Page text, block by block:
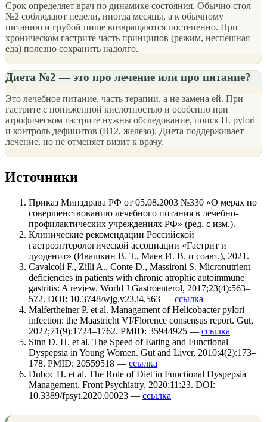
Срок определяет врач по динамике состояния. Обычно стол
№2 соблюдают недели, иногда месяцы, а к обычному
питанию и грубой пище возвращаются постепенно. При
хроническом гастрите часть принципов (режим, неспешная
еда) полезно сохранить надолго.
Диета №2 — это про лечение или про питание?
Это лечебное питание, часть терапии, а не замена ей. При
гастрите с пониженной кислотностью и особенно при
атрофическом гастрите нужны обследование, поиск H. pylori
и контроль дефицитов (B12, железо). Диета поддерживает
лечение, но не отменяет визит к врачу.
Источники
Приказ Минздрава РФ от 05.08.2003 №330 «О мерах по
совершенствованию лечебного питания в лечебно-
профилактических учреждениях РФ» (ред. с изм.).
Клинические рекомендации Российской
гастроэнтерологической ассоциации «Гастрит и
дуоденит» (Ивашкин В. Т., Маев И. В. и соавт.), 2021.
Cavalcoli F., Zilli A., Conte D., Massironi S. Micronutrient
deficiencies in patients with chronic atrophic autoimmune
gastritis: A review. World J Gastroenterol, 2017;23(4):563–
572. DOI: 10.3748/wjg.v23.i4.563 — ссылка
Malfertheiner P. et al. Management of Helicobacter pylori
infection: the Maastricht VI/Florence consensus report. Gut,
2022;71(9):1724–1762. PMID: 35944925 — ссылка
Sinn D. H. et al. The Speed of Eating and Functional
Dyspepsia in Young Women. Gut and Liver, 2010;4(2):173–
178. PMID: 20559518 — ссылка
Duboc H. et al. The Role of Diet in Functional Dyspepsia
Management. Front Psychiatry, 2020;11:23. DOI:
10.3389/fpsyt.2020.00023 — ссылка